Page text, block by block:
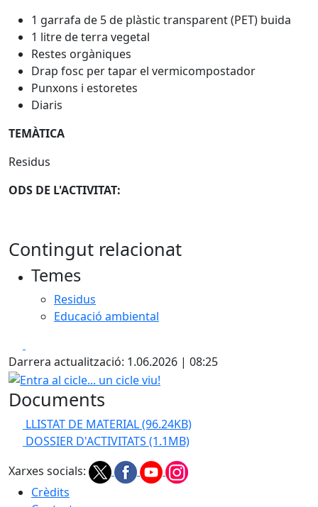
1 garrafa de 5 de plàstic transparent (PET) buida
1 litre de terra vegetal
Restes orgàniques
Drap fosc per tapar el vermicompostador
Punxons i estoretes
Diaris
TEMÀTICA
Residus
ODS DE L'ACTIVITAT:
Contingut relacionat
Temes
Residus
Educació ambiental
Darrera actualització: 1.06.2026 | 08:25
Entra al cicle... un cicle viu!
Documents
LLISTAT DE MATERIAL(96.24KB)
DOSSIER D'ACTIVITATS (1.1MB)
Xarxes socials:
Crèdits